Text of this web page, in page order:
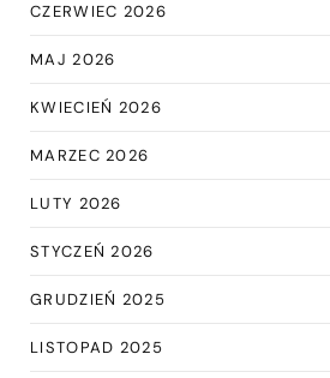
CZERWIEC 2026
MAJ 2026
KWIECIEŃ 2026
MARZEC 2026
LUTY 2026
STYCZEŃ 2026
GRUDZIEŃ 2025
LISTOPAD 2025